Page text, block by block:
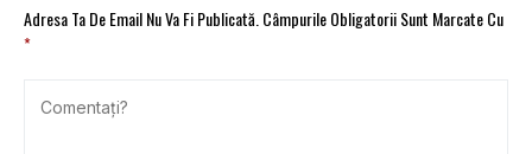
Adresa Ta De Email Nu Va Fi Publicată. Câmpurile Obligatorii Sunt Marcate Cu
*